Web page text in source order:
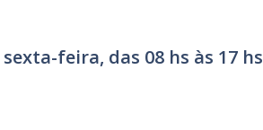
feira, das 08 hs às 17 hs